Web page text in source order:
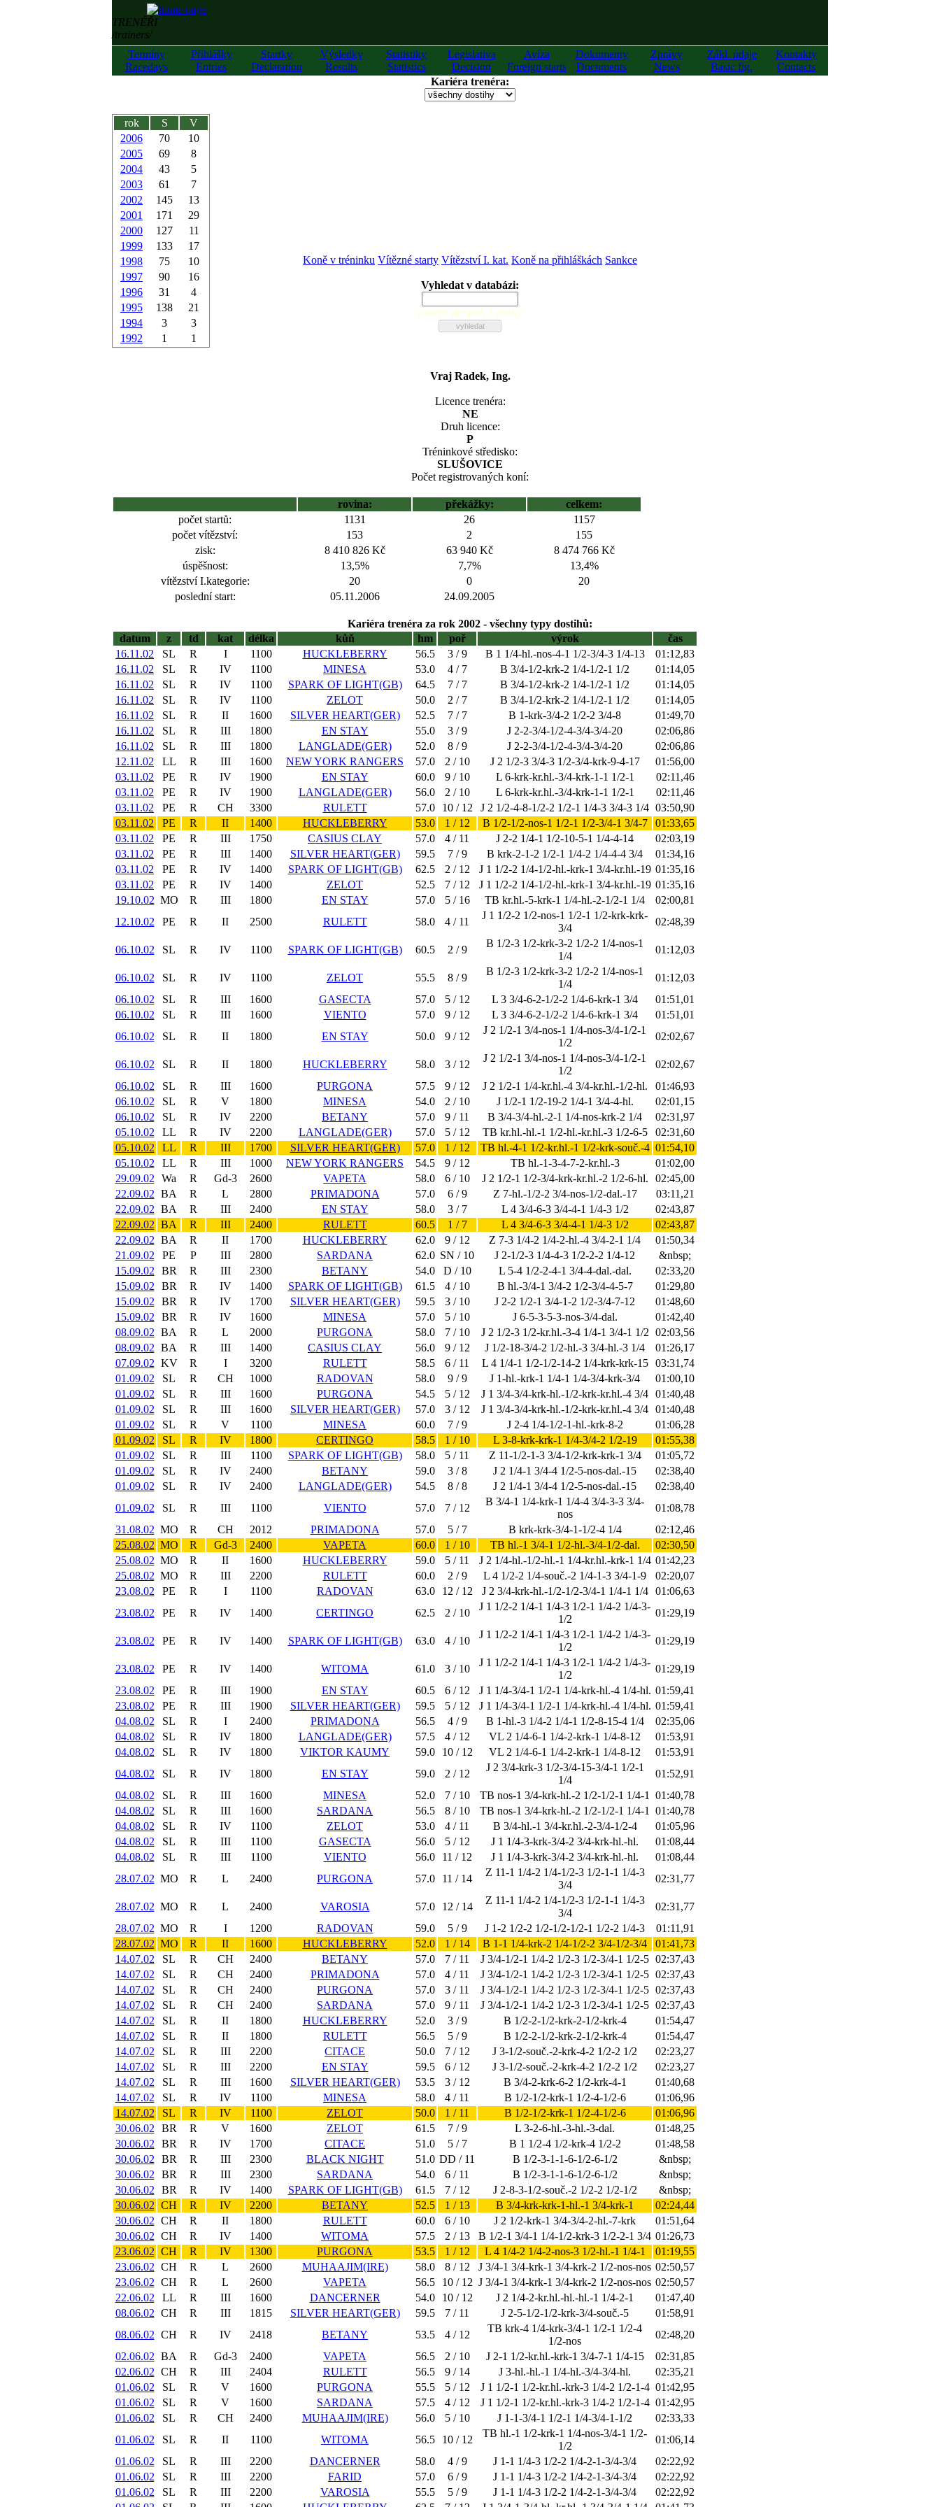
TRENÉŘI
/trainers/
Termíny
Racedays
Přihlášky
Entries
Startky
Declaration
Výsledky
Results
Statistiky
Statistics
Legislativa
Decision
Avíza
Foreign starts
Dokumenty
Documents
Zprávy
News
Zákl. údaje
Basic fig.
Kontakty
Contacts
Kariéra trenéra:
rok S
V
2006
70
10
2005
69
8
2004
43
5
2003
61
7
2002
145
13
2001
171
29
2000
127
11
1999
133
17
1998
75
10
1997
90
16
1996
31
4
1995
138
21
1994
3
3
1992
1 1
Koně v tréninku Vítězné starty Vítězství I. kat. Koně na přihláškách Sankce
Vyhledat v databázi:
zadejte alespoň 2 znaky
Vraj Radek, Ing.
Licence trenéra:
NE
Druh licence:
P
Tréninkové středisko:
SLUŠOVICE
Počet registrovaných koní:
rovina: překážky:
celkem:
počet startů:
1131 26
1157
počet vítězství:
153 2
155
zisk:
8 410 826 Kč 63 940 Kč
8 474 766 Kč
úspěšnost:
13,5% 7,7%
13,4%
vítězství I.kategorie:
20 0
20
poslední start:
05.11.2006 24.09.2005
Kariéra trenéra za rok 2002 - všechny typy dostihů:
datum
z td kat délka kůň hm poř výrok
čas
16.11.02
SL R I 1100 HUCKLEBERRY 56.5 3 / 9 B 1 1/4-hl.-nos-4-1 1/2-3/4-3 1/4-13
01:12,83
16.11.02
SL R IV 1100 MINESA 53.0 4 / 7 B 3/4-1/2-krk-2 1/4-1/2-1 1/2
01:14,05
16.11.02
SL R IV 1100 SPARK OF LIGHT(GB) 64.5 7 / 7 B 3/4-1/2-krk-2 1/4-1/2-1 1/2
01:14,05
16.11.02
SL R IV 1100 ZELOT 50.0 2 / 7 B 3/4-1/2-krk-2 1/4-1/2-1 1/2
01:14,05
16.11.02
SL R II 1600 SILVER HEART(GER) 52.5 7 / 7 B 1-krk-3/4-2 1/2-2 3/4-8
01:49,70
16.11.02
SL R III 1800 EN STAY 55.0 3 / 9 J 2-2-3/4-1/2-4-3/4-3/4-20
02:06,86
16.11.02
SL R III 1800 LANGLADE(GER) 52.0 8 / 9 J 2-2-3/4-1/2-4-3/4-3/4-20
02:06,86
12.11.02
LL R III 1600 NEW YORK RANGERS 57.0 2 / 10 J 2 1/2-3 3/4-3 1/2-3/4-krk-9-4-17
01:56,00
03.11.02
PE R IV 1900 EN STAY 60.0 9 / 10 L 6-krk-kr.hl.-3/4-krk-1-1 1/2-1
02:11,46
03.11.02
PE R IV 1900 LANGLADE(GER) 56.0 2 / 10 L 6-krk-kr.hl.-3/4-krk-1-1 1/2-1
02:11,46
03.11.02
PE R CH 3300 RULETT 57.0 10 / 12 J 2 1/2-4-8-1/2-2 1/2-1 1/4-3 3/4-3 1/4 03:50,90
03.11.02
PE R II 1400 HUCKLEBERRY 53.0 1 / 12 B 1/2-1/2-nos-1 1/2-1 1/2-3/4-1 3/4-7
01:33,65
03.11.02
PE R III 1750 CASIUS CLAY 57.0 4 / 11 J 2-2 1/4-1 1/2-10-5-1 1/4-4-14
02:03,19
03.11.02
PE R III 1400 SILVER HEART(GER) 59.5 7 / 9 B krk-2-1-2 1/2-1 1/4-2 1/4-4-4 3/4
01:34,16
03.11.02
PE R IV 1400 SPARK OF LIGHT(GB) 62.5 2 / 12 J 1 1/2-2 1/4-1/2-hl.-krk-1 3/4-kr.hl.-19 01:35,16
03.11.02
PE R IV 1400 ZELOT 52.5 7 / 12 J 1 1/2-2 1/4-1/2-hl.-krk-1 3/4-kr.hl.-19 01:35,16
19.10.02 MO R III 1800 EN STAY 57.0 5 / 16 TB kr.hl.-5-krk-1 1/4-hl.-2-1/2-1 1/4
02:00,81
12.10.02
PE R II 2500 RULETT 58.0 4 / 11
J 1 1/2-2 1/2-nos-1 1/2-1 1/2-krk-krk-
3/4
02:48,39
06.10.02 SL R IV 1100 SPARK OF LIGHT(GB) 60.5 2 / 9
B 1/2-3 1/2-krk-3-2 1/2-2 1/4-nos-1
1/4
01:12,03
06.10.02 SL R IV 1100 ZELOT 55.5 8 / 9
B 1/2-3 1/2-krk-3-2 1/2-2 1/4-nos-1
1/4
01:12,03
06.10.02
SL R III 1600 GASECTA 57.0 5 / 12 L 3 3/4-6-2-1/2-2 1/4-6-krk-1 3/4
01:51,01
06.10.02
SL R III 1600 VIENTO 57.0 9 / 12 L 3 3/4-6-2-1/2-2 1/4-6-krk-1 3/4
01:51,01
06.10.02
SL R II 1800 EN STAY 50.0 9 / 12
J 2 1/2-1 3/4-nos-1 1/4-nos-3/4-1/2-1
1/2
02:02,67
06.10.02 SL R II 1800 HUCKLEBERRY 58.0 3 / 12
J 2 1/2-1 3/4-nos-1 1/4-nos-3/4-1/2-1
1/2
02:02,67
06.10.02
SL R III 1600 PURGONA 57.5 9 / 12 J 2 1/2-1 1/4-kr.hl.-4 3/4-kr.hl.-1/2-hl.
01:46,93
06.10.02
SL R V 1800 MINESA 54.0 2 / 10 J 1/2-1 1/2-19-2 1/4-1 3/4-4-hl.
02:01,15
06.10.02
SL R IV 2200 BETANY 57.0 9 / 11 B 3/4-3/4-hl.-2-1 1/4-nos-krk-2 1/4
02:31,97
05.10.02
LL R IV 2200 LANGLADE(GER) 57.0 5 / 12 TB kr.hl.-hl.-1 1/2-hl.-kr.hl.-3 1/2-6-5
02:31,60
05.10.02
LL R III 1700 SILVER HEART(GER) 57.0 1 / 12 TB hl.-4-1 1/2-kr.hl.-1 1/2-krk-souč.-4 01:54,10
05.10.02
LL R III 1000 NEW YORK RANGERS 54.5 9 / 12 TB hl.-1-3-4-7-2-kr.hl.-3
01:02,00
29.09.02
Wa R Gd-3 2600 VAPETA 58.0 6 / 10 J 2 1/2-1 1/2-3/4-krk-kr.hl.-2 1/2-6-hl.
02:45,00
22.09.02 BA R L 2800 PRIMADONA 57.0 6 / 9 Z 7-hl.-1/2-2 3/4-nos-1/2-dal.-17
03:11,21
22.09.02 BA R III 2400 EN STAY 58.0 3 / 7 L 4 3/4-6-3 3/4-4-1 1/4-3 1/2
02:43,87
22.09.02 BA R III 2400 RULETT 60.5 1 / 7 L 4 3/4-6-3 3/4-4-1 1/4-3 1/2
02:43,87
22.09.02 BA R II 1700 HUCKLEBERRY 62.0 9 / 12 Z 7-3 1/4-2 1/4-2-hl.-4 3/4-2-1 1/4
01:50,34
21.09.02
PE P III 2800 SARDANA 62.0 SN / 10 J 2-1/2-3 1/4-4-3 1/2-2-2 1/4-12
&nbsp;
15.09.02
BR R III 2300 BETANY 54.0 D / 10 L 5-4 1/2-2-4-1 3/4-4-dal.-dal.
02:33,20
15.09.02
BR R IV 1400 SPARK OF LIGHT(GB) 61.5 4 / 10 B hl.-3/4-1 3/4-2 1/2-3/4-4-5-7
01:29,80
15.09.02
BR R IV 1700 SILVER HEART(GER) 59.5 3 / 10 J 2-2 1/2-1 3/4-1-2 1/2-3/4-7-12
01:48,60
15.09.02
BR R IV 1600 MINESA 57.0 5 / 10 J 6-5-3-5-3-nos-3/4-dal.
01:42,40
08.09.02 BA R L 2000 PURGONA 58.0 7 / 10 J 2 1/2-3 1/2-kr.hl.-3-4 1/4-1 3/4-1 1/2 02:03,56
08.09.02 BA R III 1400 CASIUS CLAY 56.0 9 / 12 J 1/2-18-3/4-2 1/2-hl.-3 3/4-hl.-3 1/4
01:26,17
07.09.02 KV R I 3200 RULETT 58.5 6 / 11 L 4 1/4-1 1/2-1/2-14-2 1/4-krk-krk-15
03:31,74
01.09.02
SL R CH 1000 RADOVAN 58.0 9 / 9 J 1-hl.-krk-1 1/4-1 1/4-3/4-krk-3/4
01:00,10
01.09.02
SL R III 1600 PURGONA 54.5 5 / 12 J 1 3/4-3/4-krk-hl.-1/2-krk-kr.hl.-4 3/4 01:40,48
01.09.02
SL R III 1600 SILVER HEART(GER) 57.0 3 / 12 J 1 3/4-3/4-krk-hl.-1/2-krk-kr.hl.-4 3/4 01:40,48
01.09.02
SL R V 1100 MINESA 60.0 7 / 9 J 2-4 1/4-1/2-1-hl.-krk-8-2
01:06,28
01.09.02
SL R IV 1800 CERTINGO 58.5 1 / 10 L 3-8-krk-krk-1 1/4-3/4-2 1/2-19
01:55,38
01.09.02
SL R III 1100 SPARK OF LIGHT(GB) 58.0 5 / 11 Z 11-1/2-1-3 3/4-1/2-krk-krk-1 3/4
01:05,72
01.09.02
SL R IV 2400 BETANY 59.0 3 / 8 J 2 1/4-1 3/4-4 1/2-5-nos-dal.-15
02:38,40
01.09.02
SL R IV 2400 LANGLADE(GER) 54.5 8 / 8 J 2 1/4-1 3/4-4 1/2-5-nos-dal.-15
02:38,40
01.09.02
SL R III 1100 VIENTO 57.0 7 / 12
B 3/4-1 1/4-krk-1 1/4-4 3/4-3-3 3/4-
nos
01:08,78
31.08.02 MO R CH 2012 PRIMADONA 57.0 5 / 7 B krk-krk-3/4-1-1/2-4 1/4
02:12,46
25.08.02 MO R Gd-3 2400 VAPETA 60.0 1 / 10 TB hl.-1 3/4-1 1/2-hl.-3/4-1/2-dal.
02:30,50
25.08.02 MO R II 1600 HUCKLEBERRY 59.0 5 / 11 J 2 1/4-hl.-1/2-hl.-1 1/4-kr.hl.-krk-1 1/4 01:42,23
25.08.02 MO R III 2200 RULETT 60.0 2 / 9 L 4 1/2-2 1/4-souč.-2 1/4-1-3 3/4-1-9
02:20,07
23.08.02
PE R I 1100 RADOVAN 63.0 12 / 12 J 2 3/4-krk-hl.-1/2-1/2-3/4-1 1/4-1 1/4
01:06,63
23.08.02
PE R IV 1400 CERTINGO 62.5 2 / 10
J 1 1/2-2 1/4-1 1/4-3 1/2-1 1/4-2 1/4-3-
1/2
01:29,19
23.08.02 PE R IV 1400 SPARK OF LIGHT(GB) 63.0 4 / 10
J 1 1/2-2 1/4-1 1/4-3 1/2-1 1/4-2 1/4-3-
1/2
01:29,19
23.08.02 PE R IV 1400 WITOMA 61.0 3 / 10
J 1 1/2-2 1/4-1 1/4-3 1/2-1 1/4-2 1/4-3-
1/2
01:29,19
23.08.02
PE R III 1900 EN STAY 60.5 6 / 12 J 1 1/4-3/4-1 1/2-1 1/4-krk-hl.-4 1/4-hl. 01:59,41
23.08.02
PE R III 1900 SILVER HEART(GER) 59.5 5 / 12 J 1 1/4-3/4-1 1/2-1 1/4-krk-hl.-4 1/4-hl. 01:59,41
04.08.02
SL R I 2400 PRIMADONA 56.5 4 / 9 B 1-hl.-3 1/4-2 1/4-1 1/2-8-15-4 1/4
02:35,06
04.08.02
SL R IV 1800 LANGLADE(GER) 57.5 4 / 12 VL 2 1/4-6-1 1/4-2-krk-1 1/4-8-12
01:53,91
04.08.02
SL R IV 1800 VIKTOR KAUMY 59.0 10 / 12 VL 2 1/4-6-1 1/4-2-krk-1 1/4-8-12
01:53,91
04.08.02
SL R IV 1800 EN STAY 59.0 2 / 12
J 2 3/4-krk-3 1/2-3/4-15-3/4-1 1/2-1
1/4
01:52,91
04.08.02
SL R III 1600 MINESA 52.0 7 / 10 TB nos-1 3/4-krk-hl.-2 1/2-1/2-1 1/4-1
01:40,78
04.08.02
SL R III 1600 SARDANA 56.5 8 / 10 TB nos-1 3/4-krk-hl.-2 1/2-1/2-1 1/4-1
01:40,78
04.08.02
SL R IV 1100 ZELOT 53.0 4 / 11 B 3/4-hl.-1 3/4-kr.hl.-2-3/4-1/2-4
01:05,96
04.08.02
SL R III 1100 GASECTA 56.0 5 / 12 J 1 1/4-3-krk-3/4-2 3/4-krk-hl.-hl.
01:08,44
04.08.02
SL R III 1100 VIENTO 56.0 11 / 12 J 1 1/4-3-krk-3/4-2 3/4-krk-hl.-hl.
01:08,44
28.07.02 MO R L 2400 PURGONA 57.0 11 / 14
Z 11-1 1/4-2 1/4-1/2-3 1/2-1-1 1/4-3
3/4
02:31,77
28.07.02 MO R L 2400 VAROSIA 57.0 12 / 14
Z 11-1 1/4-2 1/4-1/2-3 1/2-1-1 1/4-3
3/4
02:31,77
28.07.02 MO R I 1200 RADOVAN 59.0 5 / 9 J 1-2 1/2-2 1/2-1/2-1/2-1 1/2-2 1/4-3
01:11,91
28.07.02 MO R II 1600 HUCKLEBERRY 52.0 1 / 14 B 1-1 1/4-krk-2 1/4-1/2-2 3/4-1/2-3/4
01:41,73
14.07.02
SL R CH 2400 BETANY 57.0 7 / 11 J 3/4-1/2-1 1/4-2 1/2-3 1/2-3/4-1 1/2-5 02:37,43
14.07.02
SL R CH 2400 PRIMADONA 57.0 4 / 11 J 3/4-1/2-1 1/4-2 1/2-3 1/2-3/4-1 1/2-5 02:37,43
14.07.02
SL R CH 2400 PURGONA 57.0 3 / 11 J 3/4-1/2-1 1/4-2 1/2-3 1/2-3/4-1 1/2-5 02:37,43
14.07.02
SL R CH 2400 SARDANA 57.0 9 / 11 J 3/4-1/2-1 1/4-2 1/2-3 1/2-3/4-1 1/2-5 02:37,43
14.07.02
SL R II 1800 HUCKLEBERRY 52.0 3 / 9 B 1/2-2-1/2-krk-2-1/2-krk-4
01:54,47
14.07.02
SL R II 1800 RULETT 56.5 5 / 9 B 1/2-2-1/2-krk-2-1/2-krk-4
01:54,47
14.07.02
SL R III 2200 CITACE 50.0 7 / 12 J 3-1/2-souč.-2-krk-4-2 1/2-2 1/2
02:23,27
14.07.02
SL R III 2200 EN STAY 59.5 6 / 12 J 3-1/2-souč.-2-krk-4-2 1/2-2 1/2
02:23,27
14.07.02
SL R III 1600 SILVER HEART(GER) 53.5 3 / 12 B 3/4-2-krk-6-2 1/2-krk-4-1
01:40,68
14.07.02
SL R IV 1100 MINESA 58.0 4 / 11 B 1/2-1/2-krk-1 1/2-4-1/2-6
01:06,96
14.07.02
SL R IV 1100 ZELOT 50.0 1 / 11 B 1/2-1/2-krk-1 1/2-4-1/2-6
01:06,96
30.06.02
BR R V 1600 ZELOT 61.5 7 / 9 L 3-2-6-hl.-3-hl.-3-dal.
01:48,25
30.06.02
BR R IV 1700 CITACE 51.0 5 / 7 B 1 1/2-4 1/2-krk-4 1/2-2
01:48,58
30.06.02
BR R III 2300 BLACK NIGHT 51.0 DD / 11 B 1/2-3-1-1-6-1/2-6-1/2
&nbsp;
30.06.02
BR R III 2300 SARDANA 54.0 6 / 11 B 1/2-3-1-1-6-1/2-6-1/2
&nbsp;
30.06.02
BR R IV 1400 SPARK OF LIGHT(GB) 61.5 7 / 12 J 2-8-3-1/2-souč.-2 1/2-2 1/2-1/2
&nbsp;
30.06.02 CH R IV 2200 BETANY 52.5 1 / 13 B 3/4-krk-krk-1-hl.-1 3/4-krk-1
02:24,44
30.06.02 CH R II 1800 RULETT 60.0 6 / 10 J 2 1/2-krk-1 3/4-3/4-2-hl.-7-krk
01:51,64
30.06.02 CH R IV 1400 WITOMA 57.5 2 / 13 B 1/2-1 3/4-1 1/4-1/2-krk-3 1/2-2-1 3/4 01:26,73
23.06.02 CH R IV 1300 PURGONA 53.5 1 / 12 L 4 1/4-2 1/4-2-nos-3 1/2-hl.-1 1/4-1
01:19,55
23.06.02 CH R L 2600 MUHAAJIM(IRE) 58.0 8 / 12 J 3/4-1 3/4-krk-1 3/4-krk-2 1/2-nos-nos 02:50,57
23.06.02 CH R L 2600 VAPETA 56.5 10 / 12 J 3/4-1 3/4-krk-1 3/4-krk-2 1/2-nos-nos 02:50,57
22.06.02
LL R III 1600 DANCERNER 54.0 10 / 12 J 2 1/4-2-kr.hl.-hl.-hl.-1 1/4-2-1
01:47,40
08.06.02 CH R III 1815 SILVER HEART(GER) 59.5 7 / 11 J 2-5-1/2-1/2-krk-3/4-souč.-5
01:58,91
08.06.02 CH R IV 2418 BETANY 53.5 4 / 12
TB krk-4 1/4-krk-3/4-1 1/2-1 1/2-4
1/2-nos
02:48,20
02.06.02 BA R Gd-3 2400 VAPETA 56.5 2 / 10 J 2-1 1/2-kr.hl.-krk-1 3/4-7-1 1/4-15
02:31,85
02.06.02 CH R III 2404 RULETT 56.5 9 / 14 J 3-hl.-hl.-1 1/4-hl.-3/4-3/4-hl.
02:35,21
01.06.02
SL R V 1600 PURGONA 55.5 5 / 12 J 1 1/2-1 1/2-kr.hl.-krk-3 1/4-2 1/2-1-4 01:42,95
01.06.02
SL R V 1600 SARDANA 57.5 4 / 12 J 1 1/2-1 1/2-kr.hl.-krk-3 1/4-2 1/2-1-4 01:42,95
01.06.02
SL R CH 2400 MUHAAJIM(IRE) 56.0 5 / 10 J 1-1-3/4-1 1/2-1 1/4-3/4-1-1/2
02:33,33
01.06.02
SL R II 1100 WITOMA 56.5 10 / 12
TB hl.-1 1/2-krk-1 1/4-nos-3/4-1 1/2-
1/2
01:06,14
01.06.02
SL R III 2200 DANCERNER 58.0 4 / 9 J 1-1 1/4-3 1/2-2 1/4-2-1-3/4-3/4
02:22,92
01.06.02
SL R III 2200 FARID 57.0 6 / 9 J 1-1 1/4-3 1/2-2 1/4-2-1-3/4-3/4
02:22,92
01.06.02
SL R III 2200 VAROSIA 55.5 5 / 9 J 1-1 1/4-3 1/2-2 1/4-2-1-3/4-3/4
02:22,92